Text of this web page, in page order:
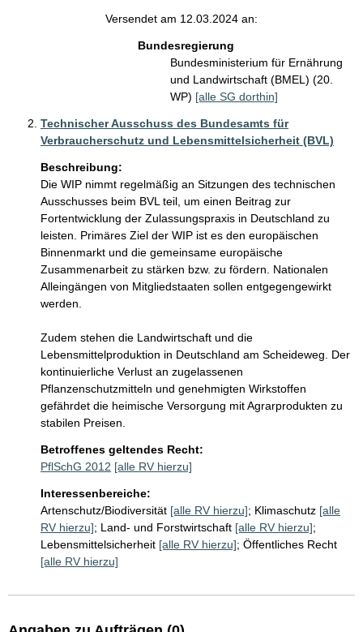
Versendet am 12.03.2024 an:
Bundesregierung
Bundesministerium für Ernährung
und Landwirtschaft (BMEL) (20.
WP) [alle SG dorthin]
Technischer Ausschuss des Bundesamts für
Verbraucherschutz und Lebensmittelsicherheit (BVL)
Beschreibung:
Die WIP nimmt regelmäßig an Sitzungen des technischen
Ausschusses beim BVL teil, um einen Beitrag zur
Fortentwicklung der Zulassungspraxis in Deutschland zu
leisten. Primäres Ziel der WIP ist es den europäischen
Binnenmarkt und die gemeinsame europäische
Zusammenarbeit zu stärken bzw. zu fördern. Nationalen
Alleingängen von Mitgliedstaaten sollen entgegengewirkt
werden.
Zudem stehen die Landwirtschaft und die
Lebensmittelproduktion in Deutschland am Scheideweg. Der
kontinuierliche Verlust an zugelassenen
Pflanzenschutzmitteln und genehmigten Wirkstoffen
gefährdet die heimische Versorgung mit Agrarprodukten zu
stabilen Preisen.
Betroffenes geltendes Recht:
PflSchG 2012 [alle RV hierzu]
Interessenbereiche:
Artenschutz/Biodiversität [alle RV hierzu]; Klimaschutz [alle
RV hierzu]; Land- und Forstwirtschaft [alle RV hierzu];
Lebensmittelsicherheit [alle RV hierzu]; Öffentliches Recht
[alle RV hierzu]